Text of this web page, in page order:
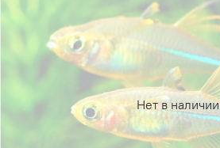
Нет в наличии